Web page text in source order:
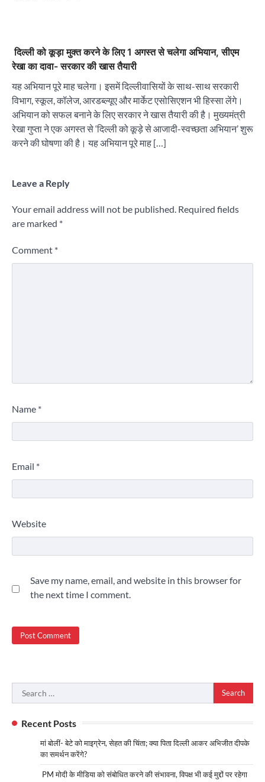
दिल्ली को कूड़ा मुक्त करने के लिए 1 अगस्त से चलेगा अभियान, सीएम
रेखा का दावा- सरकार की खास तैयारी
यह अभियान पूरे माह चलेगा। इसमें दिल्लीवासियों के साथ-साथ सरकारी
विभाग, स्कूल, कॉलेज, आरडब्ल्यूए और मार्केट एसोसिएशन भी हिस्सा लेंगे।
अभियान को सफल बनाने के लिए सरकार ने खास तैयारी की है। मुख्यमंत्री
रेखा गुप्ता ने एक अगस्त से ‘दिल्ली को कूड़े से आजादी-स्वच्छता अभियान’ शुरू
करने की घोषणा की है। यह अभियान पूरे माह […]
Leave a Reply
Your email address will not be published. Required fields
are marked *
Comment *
Name *
Email *
Website
Save my name, email, and website in this browser for
the next time I comment.
Search
for:
Recent Posts
मां बोलीं- बेटे को माइग्रेन, सेहत की चिंता; क्या पिता दिल्ली आकर अभिजीत दीपके
का समर्थन करेंगे?
PM मोदी के मीडिया को संबोधित करने की संभावना, विपक्ष भी कई मुद्दों पर रहेगा